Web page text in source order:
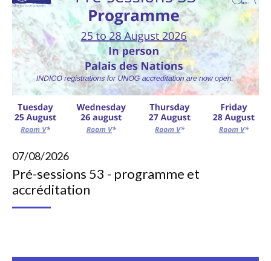
07/08/2026
Pré-sessions 53 - programme et
accréditation